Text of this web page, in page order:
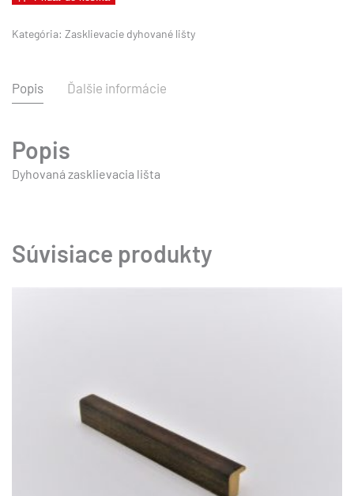
-Kategória: Zasklievacie dyhované lišty
Popis Ďalšie informácie
Popis
Dyhovaná zasklievacia lišta
Súvisiace produkty